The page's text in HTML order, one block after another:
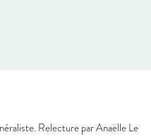
Relecture par Anaëlle Le